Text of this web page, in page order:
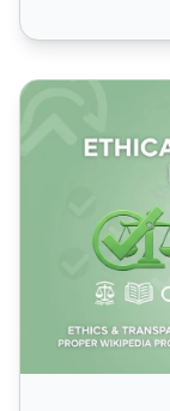
Wikipedia für